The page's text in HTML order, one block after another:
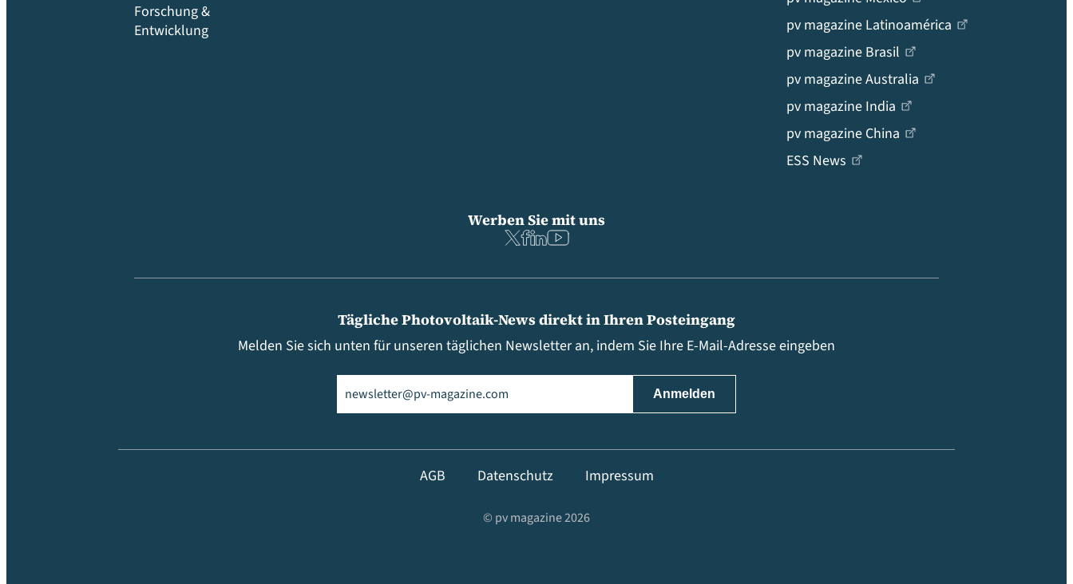
Forschung &
Entwicklung
pv magazine Latinoamérica
pv magazine Brasil
pv magazine Australia
pv magazine India
pv magazine China
ESS News
Tägliche Photovoltaik-News direkt in Ihren Posteingang
Melden Sie sich unten für unseren täglichen Newsletter an, indem Sie Ihre E-Mail-Adresse eingeben
(erforderlich)
Werben Sie mit uns
AGB Datenschutz Impressum
© pv magazine 2026